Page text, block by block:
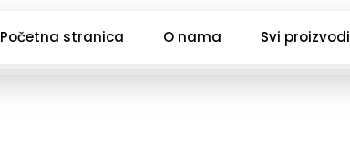
Početna stranica O nama Svi proizvodi